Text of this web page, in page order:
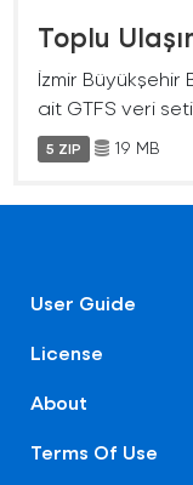
Toplu
İzmir Büyükşehir
ait GTFS veri seti
5 ZIP 19 MB
User Guide
License
About
Terms Of Use